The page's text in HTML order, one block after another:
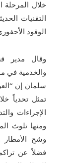
خلال المرحلة
التقنيات
الوقود
وقال مدير
والخدمية في
سلمان إن
تمثل تحدياً
الإجراءات
ومنها تلوث
وشح الأمطار
فضلاً عن